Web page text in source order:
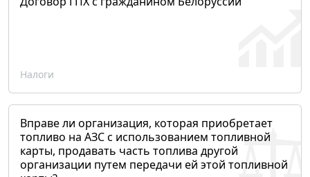
Налоги
Вправе ли организация, которая приобретает
топливо на АЗС с использованием топливной
карты, продавать часть топлива другой
организации путем передачи ей этой топливной